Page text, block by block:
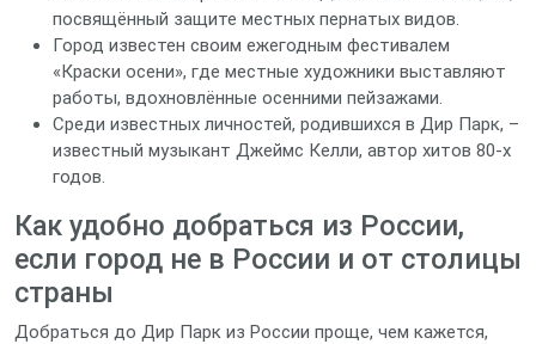
посвящённый защите местных пернатых видов.
Город известен своим ежегодным фестивалем
«Краски осени», где местные художники выставляют
работы, вдохновлённые осенними пейзажами.
Среди известных личностей, родившихся в Дир Парк, –
известный музыкант Джеймс Келли, автор хитов 80‑х
годов.
Как удобно добраться из России,
если город не в России и от столицы
страны
Добраться до Дир Парк из России проще, чем кажется,